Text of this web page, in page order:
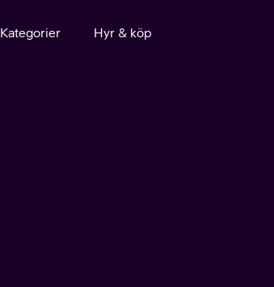
Kategorier Hyr & köp